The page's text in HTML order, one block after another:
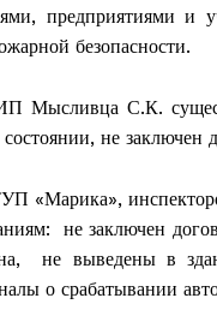
Газета
"Драгічынскі
предприятиями
безопасности.
Мысливца С.К.
не заключен
«Марика»,
не заключен
не выведены в
о срабатывании